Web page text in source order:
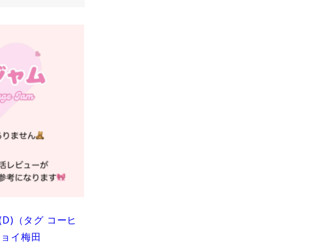
（タグ コーヒ
イ梅田